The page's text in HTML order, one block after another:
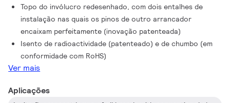
Topo do invólucro redesenhado, com dois entalhes de
instalação nas quais os pinos de outro arrancador
encaixam perfeitamente (inovação patenteada)
Isento de radioactividade (patenteado) e de chumbo (em
conformidade com RoHS)
Ver mais
Aplicações